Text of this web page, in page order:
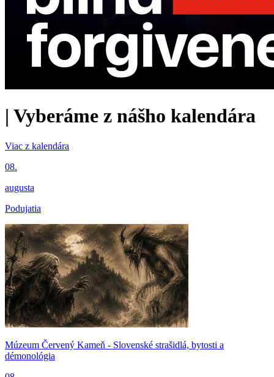
| Vyberáme z nášho kalendára
Viac z kalendára
08.
augusta
Podujatia
Múzeum Červený Kameň - Slovenské strašidlá, bytosti a
démonológia